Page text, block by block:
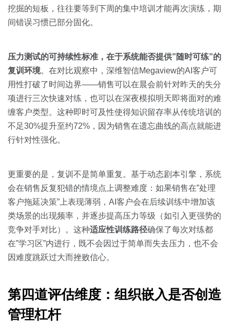
挖掘的短板，往往要等到下周的集中培训才能再次演练，期
间错误习惯已部分固化。
压力测试的可持续性标准，在于系统能否提供”随时可练”的
复训环境。在对比观察中，深维智信Megaview的AI客户可
用性打破了时间边界——销售可以在晨会前针对昨天的失分
项进行三次快速对练，也可以在深夜模拟明天即将面对的难
缠客户类型。这种即时可及性使得知识留存率从传统培训的
不足30%提升至约72%，因为销售在遗忘曲线的高点就能进
行针对性强化。
更重要的是，复训不是简单重复。基于动态剧本引擎，系统
会在销售反复犯错的情境点上调整难度：如果销售在”处理
客户拖延决策”上表现薄弱，AI客户会在后续训练中增加该
类场景的出现频率，并逐步提高压力等级（如引入更强势的
竞争对手对比）。这种适应性训练路径确保了每次对练都
在”学习区”内进行，既不会因过于简单而失去压力，也不会
因难度跳跃过大而挫败信心。
第四道评估维度：组织嵌入是否创造
管理杠杆